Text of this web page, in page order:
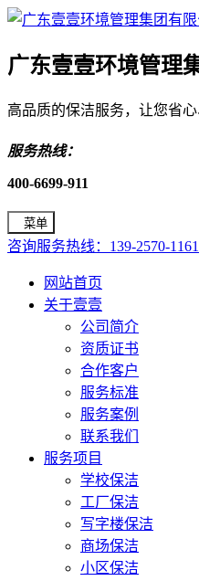
广东壹壹环境管理
高品质的保洁服务，让您省
服务热线：
400-6699-911
菜单
咨询服务热线：139-2570-1161
网站首页
关于壹壹
公司简介
资质证书
合作客户
服务标准
服务案例
联系我们
服务项目
学校保洁
工厂保洁
写字楼保洁
商场保洁
小区保洁